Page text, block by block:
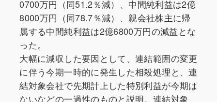
0700万円（同51.2％減）、中間純利益は2億
8000万円（同78.7％減）、親会社株主に帰
属する中間純利益は2億6800万円の減益とな
った。
大幅に減収した要因として、連結範囲の変更
に伴う今期一時的に発生した相殺処理と、連
結対象会社で先期計上した特別利益が今期は
ないなどの一過性のものと説明。連結対象